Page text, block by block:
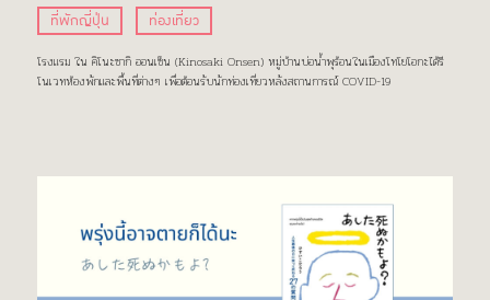
ที่พักญี่ปุ่น
ท่องเที่ยว
โรงแรม ใน คิโนะซากิ ออนเซ็น (Kinosaki Onsen) หมู่บ้านบ่อน้ำพุร้อนในเมืองโทโยโอกะได้รี
โนเวทห้องพักและพื้นที่ต่างๆ เพื่อต้อนรับนักท่องเที่ยวหลังสถานการณ์ COVID-19